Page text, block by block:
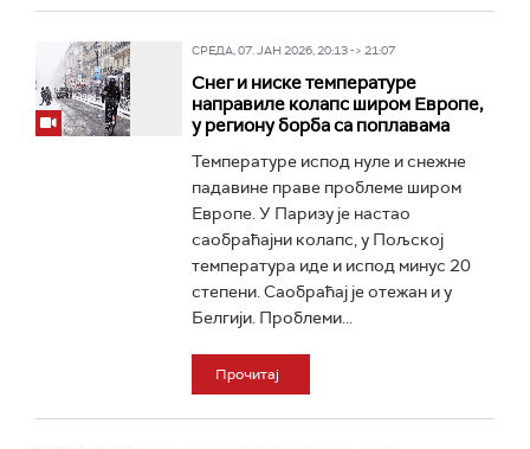
СРЕДА, 07. ЈАН 2026, 20:13 -> 21:07
Снег и ниске температуре
направиле колапс широм Европе,
у региону борба са поплавама
Температуре испод нуле и снежне
падавине праве проблеме широм
Европе. У Паризу је настао
саобраћајни колапс, у Пољској
температура иде и испод минус 20
степени. Саобраћај је отежан и у
Белгији. Проблеми...
Прочитај